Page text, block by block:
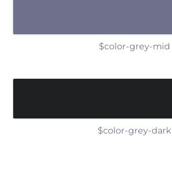
$color-grey-mid
$color-grey-dark